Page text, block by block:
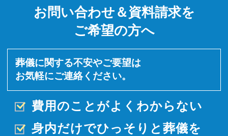
お問い合わせ＆資料請求を
ご希望の方へ
葬儀に関する不安やご要望は
お気軽にご連絡ください。
費用のことがよくわからない
身内だけでひっそりと 葬儀を